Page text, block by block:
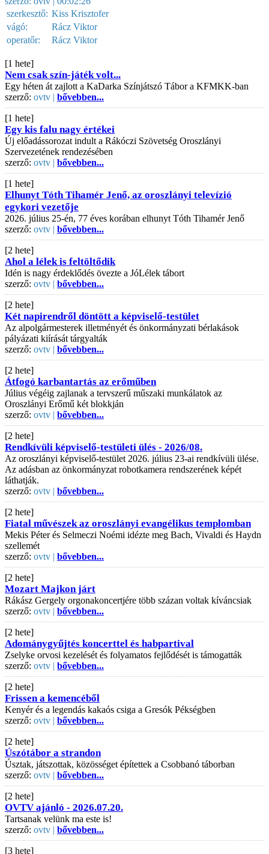
szerkesztő: Kiss Krisztofer
vágó:
Rácz Viktor
operatőr:
Rácz Viktor
[1 hete]
Nem csak szín-játék volt...
Egy héten át zajlott a KaDarka Színjátszó Tábor a KFMKK-ban
szerző: ovtv | bővebben...
[1 hete]
Egy kis falu nagy értékei
Új előadássorozat indult a Rákóczi Szövetség Oroszlányi
Szervezetének rendezésében
szerző: ovtv | bővebben...
[1 hete]
Elhunyt Tóth Tihamér Jenő, az oroszlányi televízió
egykori vezetője
2026. július 25-én, 77 éves korában elhunyt Tóth Tihamér Jenő
szerző: ovtv | bővebben...
[2 hete]
Ahol a lélek is feltöltődik
Idén is nagy érdeklődés övezte a JóLélek tábort
szerző: ovtv | bővebben...
[2 hete]
Két napirendről döntött a képviselő-testület
Az alpolgármesterek illetményét és önkormányzati bérlakások
pályázati kiírását tárgyalták
szerző: ovtv | bővebben...
[2 hete]
Átfogó karbantartás az erőműben
Július végéig zajlanak a tervszerű műszaki munkálatok az
Oroszlányi Erőmű két blokkján
szerző: ovtv | bővebben...
[2 hete]
Rendkívüli képviselő-testületi ülés - 2026/08.
Az oroszlányi képviselő-testület 2026. július 23-ai rendkívüli ülése.
Az adásban az önkormányzat robotkamera rendszerének képét
láthatják.
szerző: ovtv | bővebben...
[2 hete]
Fiatal művészek az oroszlányi evangélikus templomban
Mekis Péter és Selmeczi Noémi idézte meg Bach, Vivaldi és Haydn
szellemét
szerző: ovtv | bővebben...
[2 hete]
Mozart Majkon járt
Rákász Gergely orgonakoncertjére több százan voltak kíváncsiak
szerző: ovtv | bővebben...
[2 hete]
Adománygyűjtés koncerttel és habpartival
Zselyke orvosi kezelését és folyamatos fejlődését is támogatták
szerző: ovtv | bővebben...
[2 hete]
Frissen a kemencéből
Kenyér és a legendás kakaós csiga a Gresók Pékségben
szerző: ovtv | bővebben...
[2 hete]
Úszótábor a strandon
Úsztak, játszottak, közösséget építettek a Csobbanó táborban
szerző: ovtv | bővebben...
[2 hete]
OVTV ajánló - 2026.07.20.
Tartsanak velünk ma este is!
szerző: ovtv | bővebben...
[3 hete]